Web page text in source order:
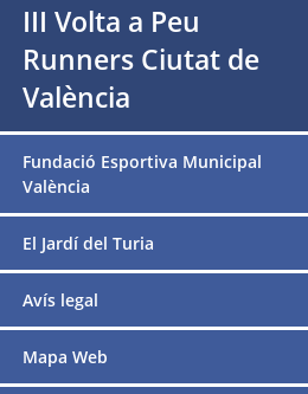
III Volta a Peu
Runners Ciutat de
València
Fundació Esportiva Municipal
València
El Jardí del Turia
Avís legal
Mapa Web